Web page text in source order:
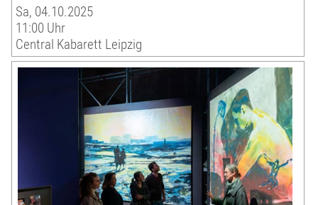
Sa, 04.10.2025
11:00 Uhr
Central Kabarett Leipzig